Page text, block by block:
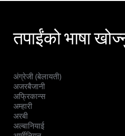
तपाईंको भाषा
अंग्रेजी (बेलायती)
अजरबैजानी
अफ्रिकान्स
अम्हारी
अरबी
अल्बानियाई